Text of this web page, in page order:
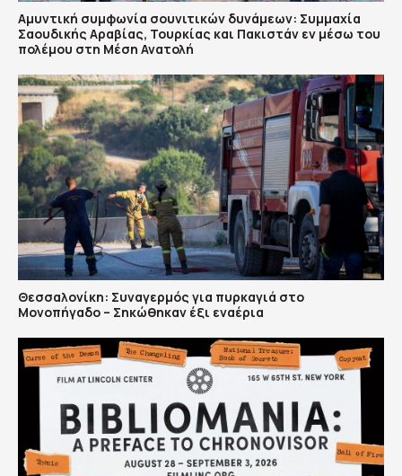
Αμυντική συμφωνία σουνιτικών δυνάμεων: Συμμαχία
Σαουδικής Αραβίας, Τουρκίας και Πακιστάν εν μέσω του
πολέμου στη Μέση Ανατολή
Θεσσαλονίκη: Συναγερμός για πυρκαγιά στο
Μονοπήγαδο – Σηκώθηκαν έξι εναέρια